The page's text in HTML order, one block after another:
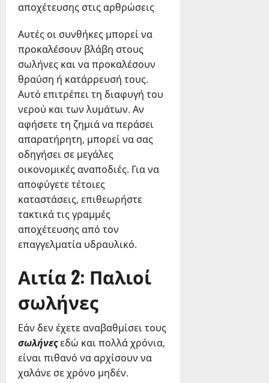
αποχέτευσης στις αρθρώσεις
Αυτές οι συνθήκες μπορεί να
προκαλέσουν βλάβη στους
σωλήνες και να προκαλέσουν
θραύση ή κατάρρευσή τους.
Αυτό επιτρέπει τη διαφυγή του
νερού και των λυμάτων. Αν
αφήσετε τη ζημιά να περάσει
απαρατήρητη, μπορεί να σας
οδηγήσει σε μεγάλες
οικονομικές αναποδιές. Για να
αποφύγετε τέτοιες
καταστάσεις, επιθεωρήστε
τακτικά τις γραμμές
αποχέτευσης από τον
επαγγελματία υδραυλικό.
Αιτία 2: Παλιοί
σωλήνες
Εάν δεν έχετε αναβαθμίσει τους
σωλήνεςεδώ και πολλά χρόνια,
είναι πιθανό να αρχίσουν να
χαλάνε σε χρόνο μηδέν.